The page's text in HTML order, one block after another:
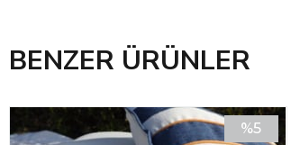
BENZER ÜRÜNLER
%5